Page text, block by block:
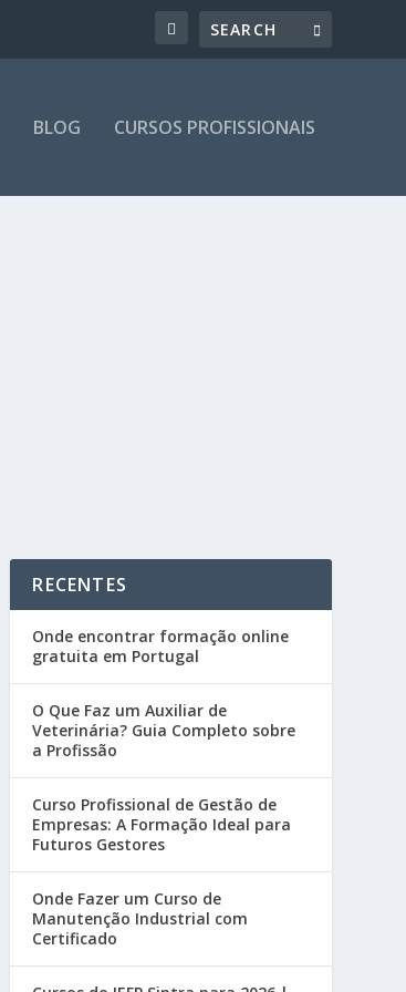
BLOG CURSOS PROFISSIONAIS
RECENTES
Onde encontrar formação online
gratuita em Portugal
O Que Faz um Auxiliar de
Veterinária? Guia Completo sobre
a Profissão
Curso Profissional de Gestão de
Empresas: A Formação Ideal para
Futuros Gestores
Onde Fazer um Curso de
Manutenção Industrial com
Certificado